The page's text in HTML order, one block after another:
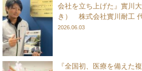
会社を立ち上げた』實川
き） 株式会社實川耐工
2026.06.03
『全国初、医療を備えた